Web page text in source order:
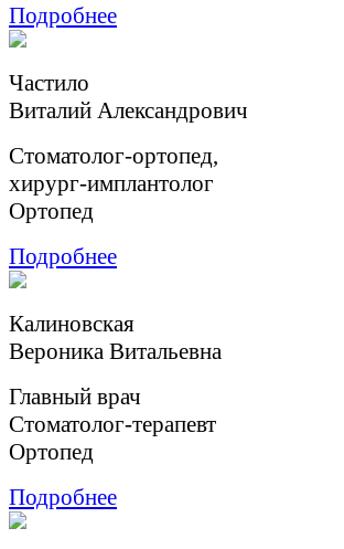
Подробнее
Частило
Виталий Александрович
Стоматолог-ортопед,
хирург-имплантолог
Ортопед
Подробнее
Калиновская
Вероника Витальевна
Главный врач
Cтоматолог-терапевт
Ортопед
Подробнее